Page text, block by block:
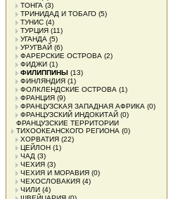
ТОНГА (3)
ТРИНИДАД И ТОБАГО (5)
ТУНИС (4)
ТУРЦИЯ (11)
УГАНДА (5)
УРУГВАЙ (6)
ФАРЕРСКИЕ ОСТРОВА (2)
ФИДЖИ (1)
ФИЛИППИНЫ (13)
ФИНЛЯНДИЯ (1)
ФОЛКЛЕНДСКИЕ ОСТРОВА (1)
ФРАНЦИЯ (9)
ФРАНЦУЗСКАЯ ЗАПАДНАЯ АФРИКА (0)
ФРАНЦУЗСКИЙ ИНДОКИТАЙ (0)
ФРАНЦУЗСКИЕ ТЕРРИТОРИИ
ТИХООКЕАНСКОГО РЕГИОНА (0)
ХОРВАТИЯ (22)
ЦЕЙЛОН (1)
ЧАД (3)
ЧЕХИЯ (3)
ЧЕХИЯ И МОРАВИЯ (0)
ЧЕХОСЛОВАКИЯ (4)
ЧИЛИ (4)